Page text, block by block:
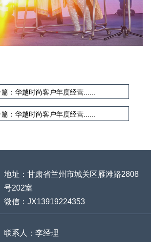
篇：华越时尚客户年度经营......
篇：华越时尚客户年度经营......
地址：甘肃省兰州市城关区雁滩路2808
号202室
微信：JX13919224353
联系人：李经理